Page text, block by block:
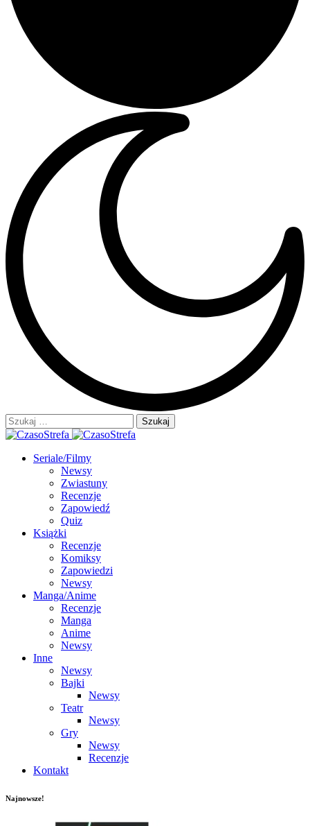
Szukaj:
Seriale/Filmy
Newsy
Zwiastuny
Recenzje
Zapowiedź
Quiz
Książki
Recenzje
Komiksy
Zapowiedzi
Newsy
Manga/Anime
Recenzje
Manga
Anime
Newsy
Inne
Newsy
Bajki
Newsy
Teatr
Newsy
Gry
Newsy
Recenzje
Kontakt
Najnowsze!